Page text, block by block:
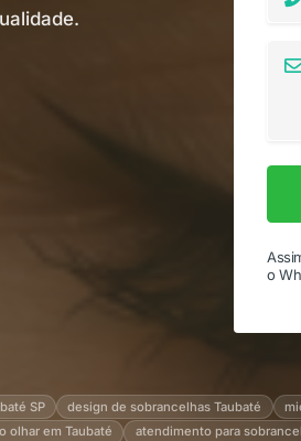
o
SP design de sobrancelhas Taubaté
olhar em Taubaté atendimento para